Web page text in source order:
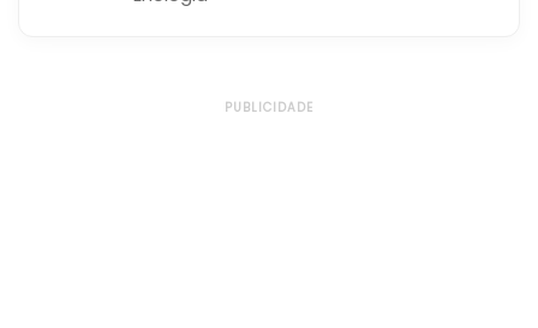
PUBLICIDADE